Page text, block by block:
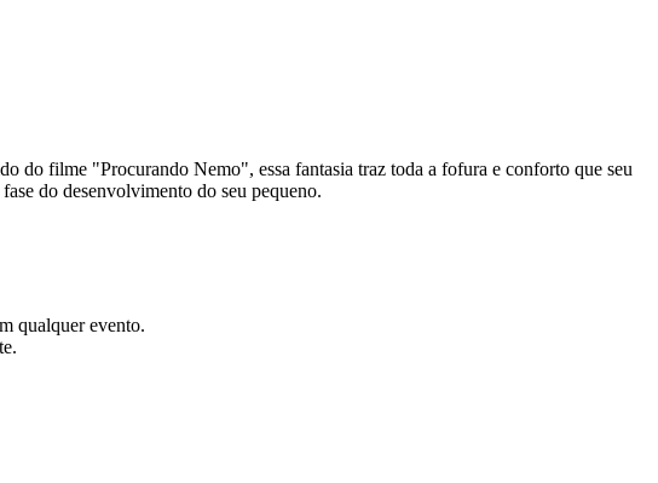
do filme "Procurando Nemo", essa fantasia traz toda a fofura e conforto que seu
do desenvolvimento do seu pequeno.
qualquer evento.